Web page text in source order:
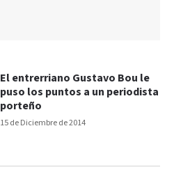
15 de Diciembre de 2014
El entrerriano Gustavo Bou le
puso los puntos a un periodista
porteño